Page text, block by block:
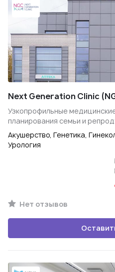
Next Generation Clinic
Узкопрофильные
планирования семьи и
Акушерство, Генетика,
Урология
Нет отзывов